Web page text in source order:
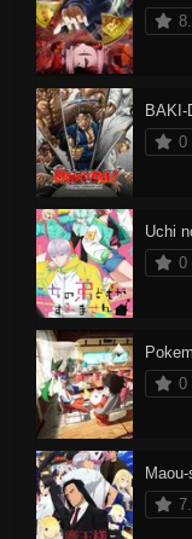
BAKI-
0
Uchi
0
0